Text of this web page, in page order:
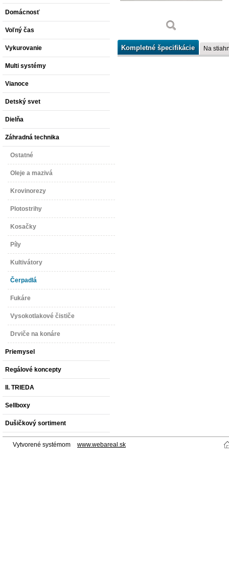
Domácnosť
Voľný čas
Vykurovanie
Multi systémy
Vianoce
Detský svet
Dielňa
Záhradná technika
Ostatné
Oleje a mazivá
Krovinorezy
Plotostrihy
Kosačky
Píly
Kultivátory
Čerpadlá
Fukáre
Vysokotlakové čističe
Drviče na konáre
Priemysel
Regálové koncepty
II. TRIEDA
Sellboxy
Dušičkový sortiment
Kompletné špecifikácie Na
Vytvorené systémom www.webareal.sk